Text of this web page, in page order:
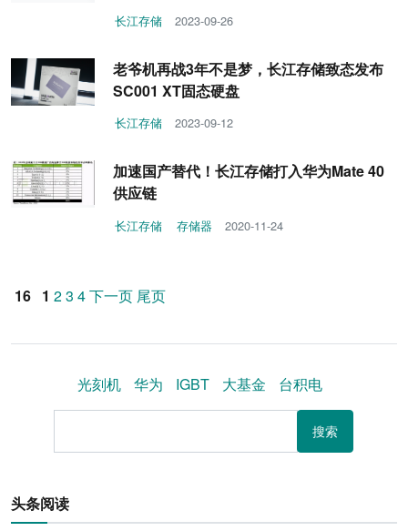
长江存储 2023-09-26
老爷机再战3年不是梦，长江存储致态发布
SC001 XT固态硬盘
长江存储 2023-09-12
加速国产替代！长江存储打入华为Mate 40
供应链
长江存储 存储器 2020-11-24
16 1 23 4下一页 尾页
光刻机 华为 IGBT 大基金 台积电
搜索
头条阅读